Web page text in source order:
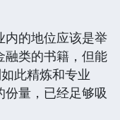
内的地位应该是举
融类的书籍，但能
此精炼和专业
量，已经足够吸